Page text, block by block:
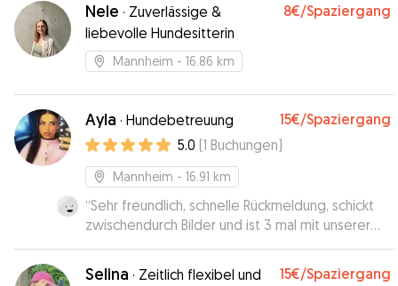
Nele · Zuverlässige &
liebevolle Hundesitterin
8€/Spaziergang
Mannheim - 16.86 km
Ayla · Hundebetreuung 15€/Spaziergang
5.0 (1 Buchungen)
Mannheim - 16.91 km
“Sehr freundlich, schnelle Rückmeldung, schickt
zwischendurch Bilder und ist 3 mal mit unserer
Hündin spazieren gegangen. Wir waren sehr
zufrieden. Kann ich empfehlen.
”
Selina · Zeitlich flexibel und
15€/Spaziergang